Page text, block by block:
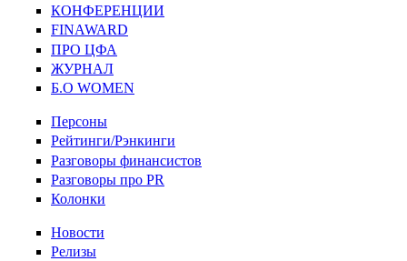
КОНФЕРЕНЦИИ
FINAWARD
ПРО ЦФА
ЖУРНАЛ
Б.О WOMEN
Персоны
Рейтинги/Рэнкинги
Разговоры финансистов
Разговоры про PR
Колонки
Новости
Релизы